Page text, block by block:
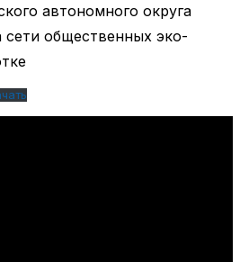
автономного округа
общественных эко-